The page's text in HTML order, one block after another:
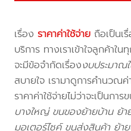
เรื่องราคาค่าใช้จ่าย ถือเป็นเ
บริการ ทางเราเข้าใจลูกค้าใ
จะมีข้อจำกัดเรื่องงบประมาณ
สบายใจ เรามาดูการคำนวณ
ราคาค่าใช้จ่ายไม่ว่าจะเป็นกา
บางใหญ่ ขนของย้ายบ้าน ย้
มอเตอร์ไซค์ ขนส่งสินค้า ย้า